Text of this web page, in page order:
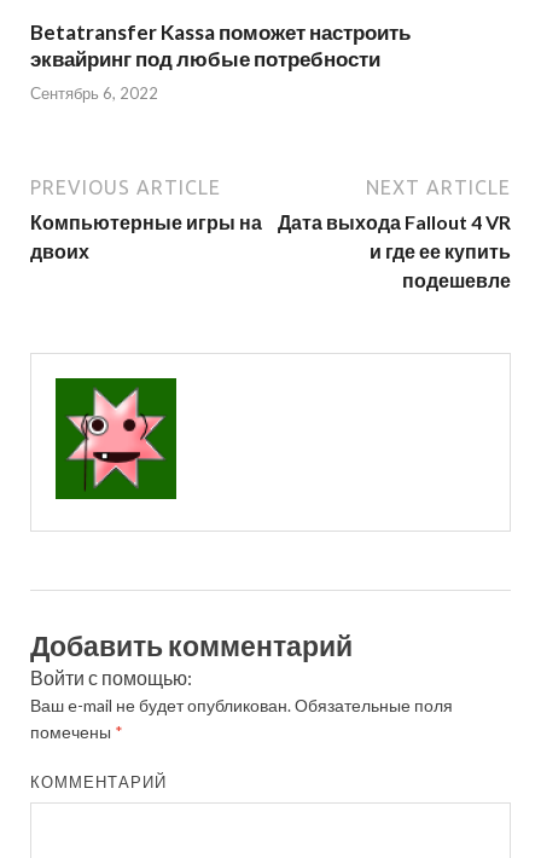
Betatransfer Kassa поможет настроить
эквайринг под любые потребности
Сентябрь 6, 2022
PREVIOUS ARTICLE
Компьютерные игры на
двоих
NEXT ARTICLE
Дата выхода Fallout 4 VR
и где ее купить
подешевле
Добавить комментарий
Войти с помощью:
Ваш e-mail не будет опубликован.Обязательные поля
помечены *
КОММЕНТАРИЙ